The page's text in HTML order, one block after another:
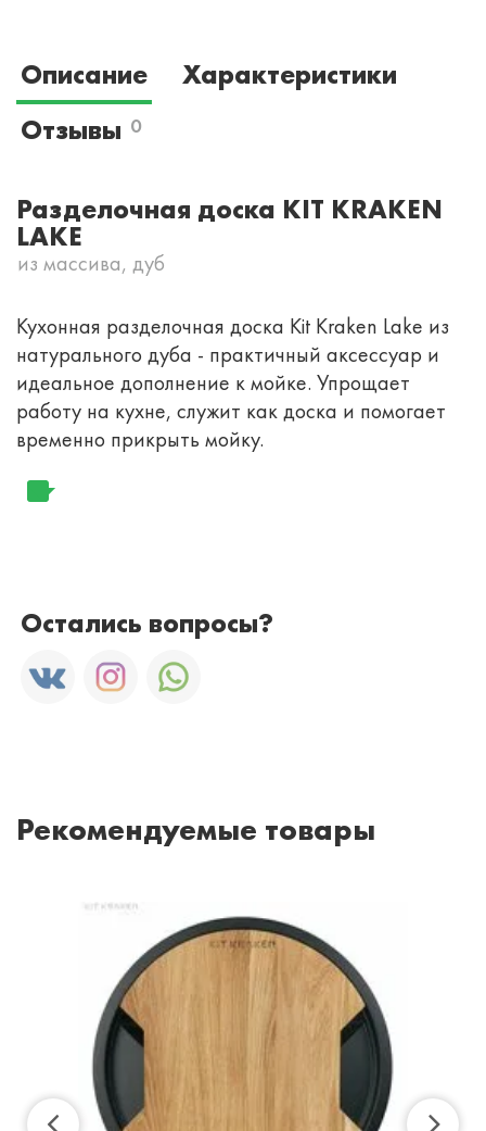
Описание
Характеристики
Отзывы 0
Разделочная доска KIT KRAKEN
LAKE
из массива, дуб
Кухонная разделочная доска Kit Kraken Lake из
натурального дуба - практичный аксессуар и
идеальное дополнение к мойке. Упрощает
работу на кухне, служит как доска и помогает
временно прикрыть мойку.
Остались вопросы?
Рекомендуемые товары